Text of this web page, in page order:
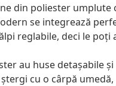
din poliester
se integrează
reglabile, deci le
au huse detașabile
cu o cârpă